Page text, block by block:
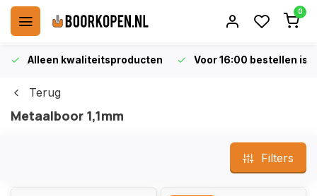
0
Alleen kwaliteitsproducten Voor 16:00 bestellen is
Terug
Metaalboor 1,1mm
Filters